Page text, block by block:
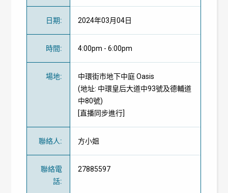
日期: 2024年03月04日
時間: 4:00pm - 6:00pm
場地:
中環街市地下中庭 Oasis
(地址: 中環皇后大道中93號及德輔道
中80號)
[直播同步進行]
聯絡人: 方小姐
聯絡電
話:
27885597